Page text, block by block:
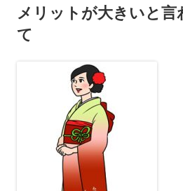
ー
メリットが大きいと言
て